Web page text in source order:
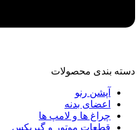
دسته‌ بندی محصولات
آپشن رنو
اعضای بدنه
چراغ ها و لامپ ها
قطعات موتور و گیربکس